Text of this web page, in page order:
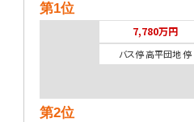
第1位
7,780万円
バス停 高平団地 停
第2位